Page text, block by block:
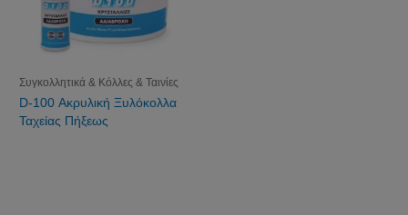
Συγκολλητικά & Κόλλες & Ταινίες
D-100 Ακρυλική Ξυλόκολλα
Ταχείας Πήξεως